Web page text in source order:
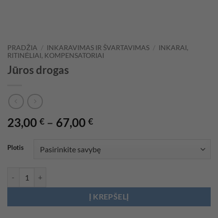
PRADŽIA / INKARAVIMAS IR ŠVARTAVIMAS / INKARAI,
RITINĖLIAI, KOMPENSATORIAI
Jūros drogas
23,00 € – 67,00 €Price
23,00 €
through
Plotis
Į KREPŠELĮ